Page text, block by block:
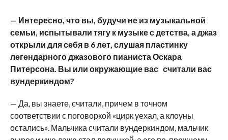
— Интересно, что вы, будучи не из музыкальной
семьи, испытывали тягу к музыке с детства, а джаз
открыли для себя в 6 лет, слушая пластинку
легендарного джазового пианиста Оскара
Питерсона. Вы или окружающие вас считали вас
вундеркиндом?
— Да, вы знаете, считали, причем в точном
соответствии с поговоркой «цирк уехал, а клоуны
остались». Мальчика считали вундеркиндом, мальчик